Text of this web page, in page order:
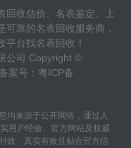
回收估价、名表鉴定、上
靠的名表回收服务商，
台找名表回收！
公司 Copyright ©
案号： 粤ICP备
均来源于公开网络，通过人
用户经验、官方网站及权威
效、真实有效且贴合官方信